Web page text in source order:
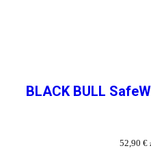
BLACK BULL
52,90 €